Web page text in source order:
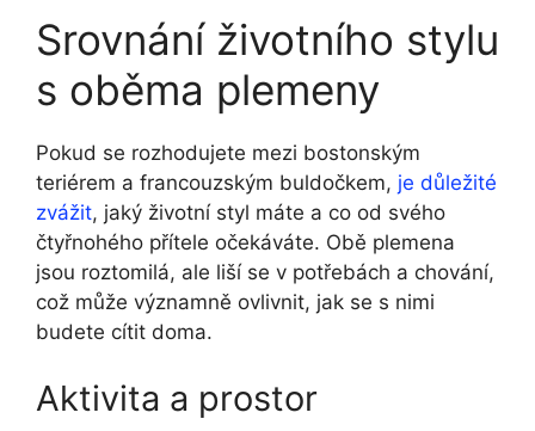
Srovnání životního stylu
s oběma⁣ plemeny
Pokud se rozhodujete mezi bostonským
teriérem a francouzským buldočkem, je důležité
zvážit, jaký životní⁤ styl máte a ​co od svého
čtyřnohého přítele očekáváte. Obě plemena
jsou roztomilá, ale liší se v potřebách a chování,
což může významně ovlivnit, jak se s nimi⁢
budete cítit doma.
Aktivita a prostor